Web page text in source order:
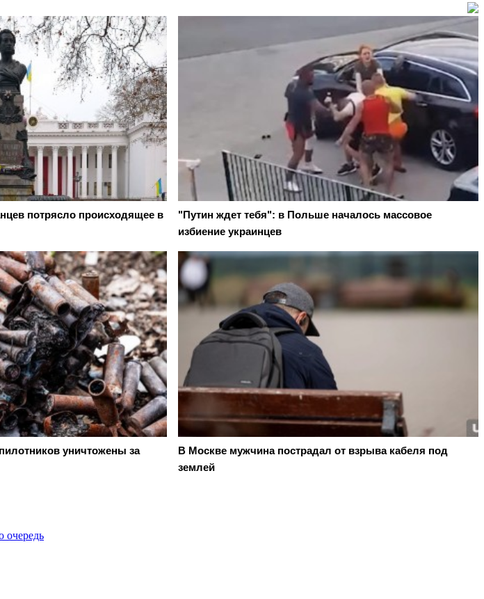
потрясло происходящее в
"Путин ждет тебя": в Польше началось массовое
избиение украинцев
уничтожены за
В Москве мужчина пострадал от взрыва кабеля под
землей
очередь